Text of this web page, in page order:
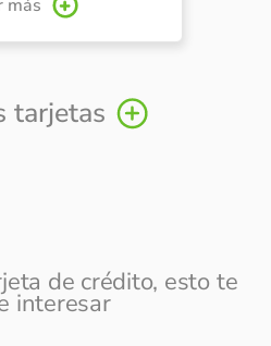
más
tarjetas
de crédito, esto te
interesar